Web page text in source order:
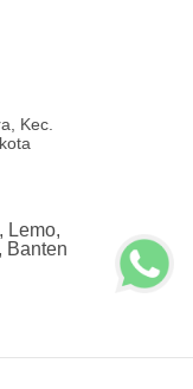
Kec.
Lemo,
Banten